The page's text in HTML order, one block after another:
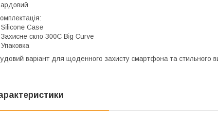
Silicone Case
Захисне скло 300C Big Curve
Упаковка
варіант для щоденного захисту смартфона та стильного